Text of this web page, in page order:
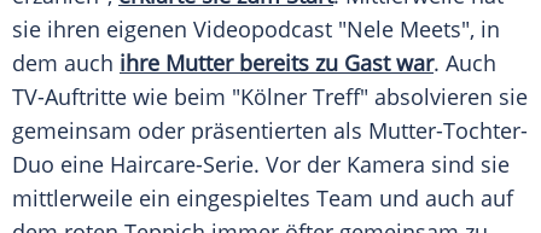
sie ihren eigenen Videopodcast "Nele Meets", in
dem auch ihre Mutter bereits zu Gast war. Auch
TV-Auftritte wie beim "Kölner Treff" absolvieren sie
gemeinsam oder präsentierten als Mutter-Tochter-
Duo eine Haircare-Serie. Vor der Kamera sind sie
mittlerweile ein eingespieltes Team und auch auf